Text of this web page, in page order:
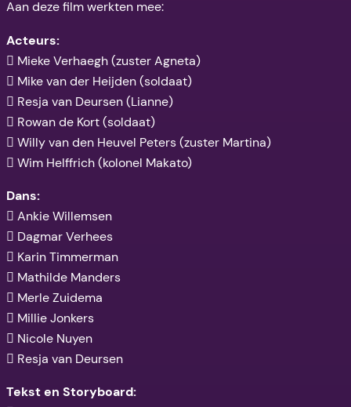
Aan deze film werkten mee:
Acteurs:
 Mieke Verhaegh (zuster Agneta)
 Mike van der Heijden (soldaat)
 Resja van Deursen (Lianne)
 Rowan de Kort (soldaat)
 Willy van den Heuvel Peters (zuster Martina)
 Wim Helffrich (kolonel Makato)
Dans:
 Ankie Willemsen
 Dagmar Verhees
 Karin Timmerman
 Mathilde Manders
 Merle Zuidema
 Millie Jonkers
 Nicole Nuyen
 Resja van Deursen
Tekst en Storyboard: